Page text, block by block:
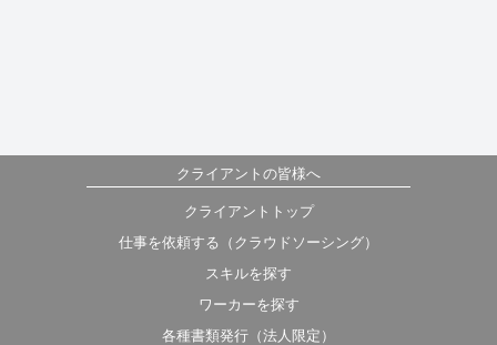
クライアントの皆様へ
クライアントトップ
仕事を依頼する（クラウドソーシング）
スキルを探す
ワーカーを探す
各種書類発行（法人限定）